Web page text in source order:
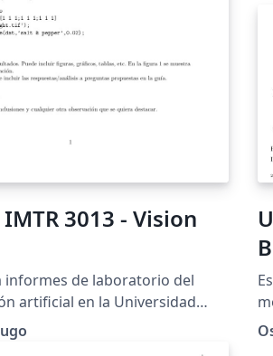
3013 - Vision
informes de laboratorio del
artificial en la Universidad
en ECE 100
Patrick Bartman.